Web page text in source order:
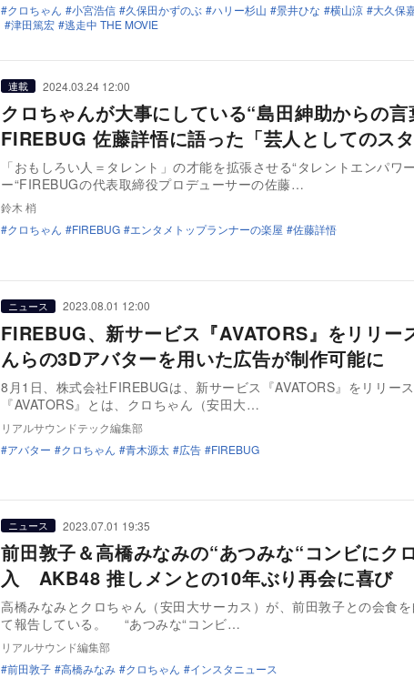
クロちゃん
小宮浩信 久保田かずのぶ ハリー杉山 景井ひな 横山涼 大久保
津田篤宏
逃走中 THE MOVIE
連載 2024.03.24 12:00
クロちゃんが大事にしている“島田紳助からの
FIREBUG 佐藤詳悟に語った「芸人としてのスタ
「おもしろい人＝タレント」の才能を拡張させる“タレントエンパワ
ー“FIREBUGの代表取締役プロデューサーの佐藤…
鈴木 梢
クロちゃん
FIREBUG エンタメトップランナーの楽屋 佐藤詳悟
ニュース 2023.08.01 12:00
FIREBUG、新サービス『AVATORS』をリリ
んらの3Dアバターを用いた広告が制作可能に
8月1日、株式会社FIREBUGは、新サービス『AVATORS』をリリー
『AVATORS』とは、クロちゃん（安田大…
リアルサウンドテック編集部
アバター
クロちゃん 青木源太 広告 FIREBUG
ニュース 2023.07.01 19:35
前田敦子＆高橋みなみの“あつみな“コンビにク
入 AKB48 推しメンとの10年ぶり再会に喜び
高橋みなみとクロちゃん（安田大サーカス）が、前田敦子との会食
て報告している。 “あつみな“コンビ…
リアルサウンド編集部
前田敦子
高橋みなみ クロちゃん インスタニュース